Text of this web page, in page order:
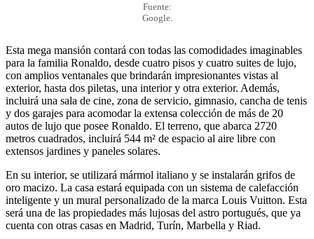
Fuente:
Google.
Esta mega mansión contará con todas las comodidades imaginables
para la familia Ronaldo, desde cuatro pisos y cuatro suites de lujo,
con amplios ventanales que brindarán impresionantes vistas al
exterior, hasta dos piletas, una interior y otra exterior. Además,
incluirá una sala de cine, zona de servicio, gimnasio, cancha de tenis
y dos garajes para acomodar la extensa colección de más de 20
autos de lujo que posee Ronaldo. El terreno, que abarca 2720
metros cuadrados, incluirá 544 m² de espacio al aire libre con
extensos jardines y paneles solares.
En su interior, se utilizará mármol italiano y se instalarán grifos de
oro macizo. La casa estará equipada con un sistema de calefacción
inteligente y un mural personalizado de la marca Louis Vuitton. Esta
será una de las propiedades más lujosas del astro portugués, que ya
cuenta con otras casas en Madrid, Turín, Marbella y Riad.